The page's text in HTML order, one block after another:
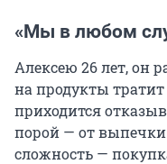
«Мы в любом
Алексею 26 лет, он
на продукты тратит
приходится
порой — от
сложность —